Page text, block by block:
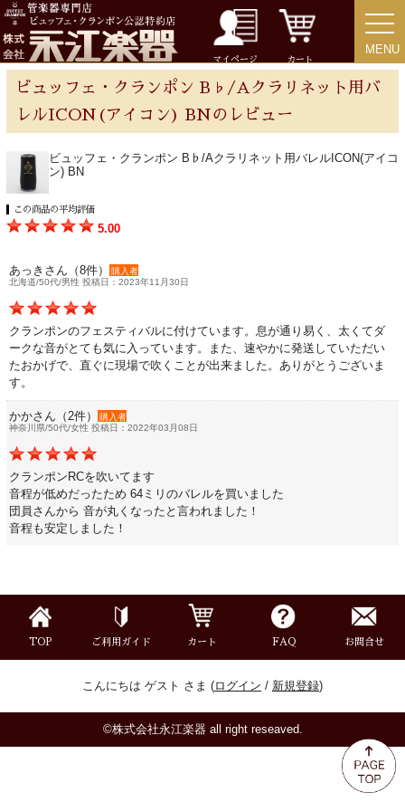
マイページ カート
MENU
MENU
ビュッフェ・クランポン B♭/Aクラリネット用バ
レルICON(アイコン) BNのレビュー
ビュッフェ・クランポン B♭/Aクラリネット用バレルICON(アイコ
ン) BN
この商品の平均評価
5.00
あっきさん（8件）
購入者
北海道/50代/男性 投稿日：2023年11月30日
クランポンのフェスティバルに付けています。息が通り易く、太くてダ
ークな音がとても気に入っています。また、速やかに発送していただい
たおかげで、直ぐに現場で吹くことが出来ました。ありがとうございま
す。
かかさん（2件）
購入者
神奈川県/50代/女性 投稿日：2022年03月08日
クランポンRCを吹いてます
音程が低めだったため 64ミリのバレルを買いました
団員さんから 音が丸くなったと言われました！
音程も安定しました！
TOP ご利用ガイド カート FAQ お問合せ
こんにちは ゲスト さま (ログイン / 新規登録)
©株式会社永江楽器 all right reseaved.
チューバ
アクセサリー
リード＆リードケース
リガチャー＆キャップ
ストラップ
ミュート
楽器ケース＆ケースカバー
楽器スタンド
チューナー・メトロノーム
譜面台・指揮棒
音楽ギフト・雑貨